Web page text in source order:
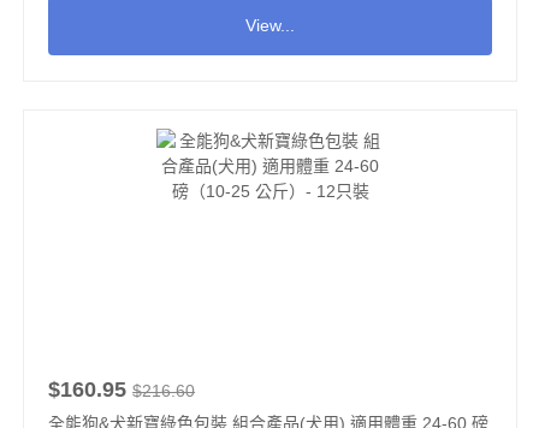
View...
$160.95 $216.60
全能狗&犬新寶綠色包裝 組合產品(犬用) 適用體重 24-60 磅